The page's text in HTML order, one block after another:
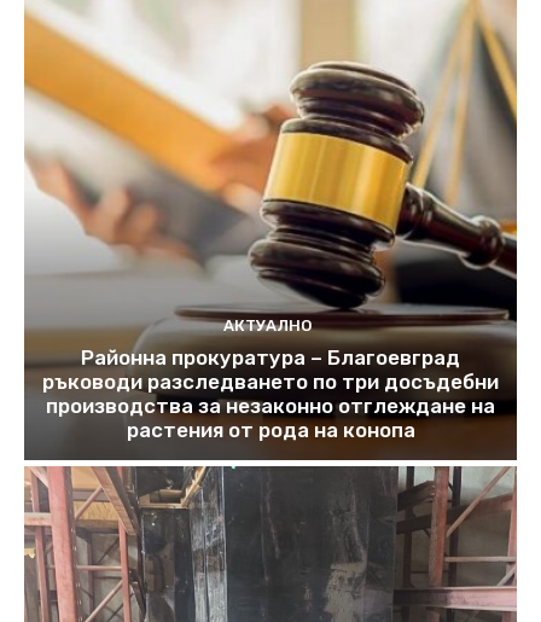
АКТУАЛНО
Районна прокуратура – Благоевград
ръководи разследването по три досъдебни
производства за незаконно отглеждане на
растения от рода на конопа